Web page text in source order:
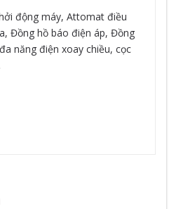
động máy, Attomat điều
Đồng hồ báo điện áp, Đồng
năng điện xoay chiều, cọc